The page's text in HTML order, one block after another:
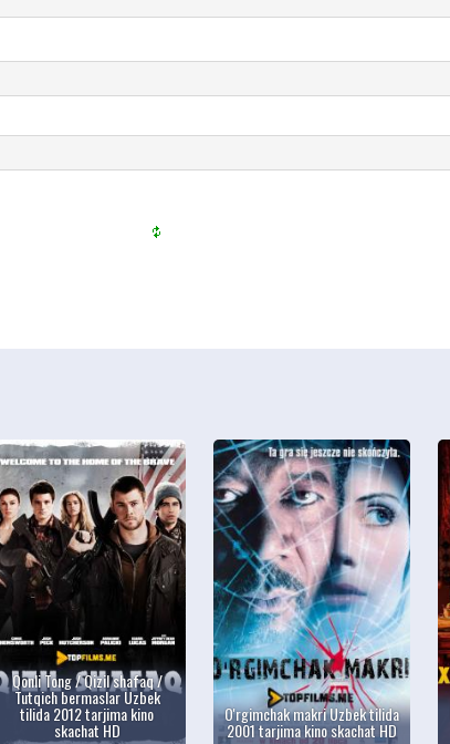
Qonli Tong / Qizil shafaq /
Tutqich bermaslar Uzbek
tilida 2012 tarjima kino
skachat HD
O'rgimchak makri Uzbek tilida
2001 tarjima kino skachat HD